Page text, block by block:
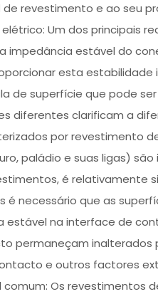
revestimento e ao seu
Um dos principais
estável do
esta estabilidade
de superfície que pode
diferentes clarificam a
por revestimento
paládio e suas ligas)
é relativamente
necessário que as
na interface de
permaneçam inalterados
e outros factores
Os revestimentos